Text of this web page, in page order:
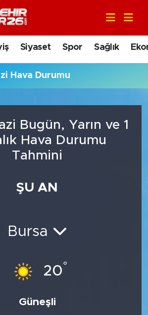
Siyaset Spor Sağlık
Hava Durumu
Bugün, Yarın ve 1
Hava Durumu
Tahmini
ŞU AN
Bursa
20°
Güneşli